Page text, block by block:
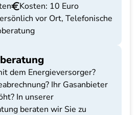
Kosten: 10 Euro
vor Ort, Telefonische
dem Energieversorger?
Ihr Gasanbieter
In unserer
beraten wir Sie zu